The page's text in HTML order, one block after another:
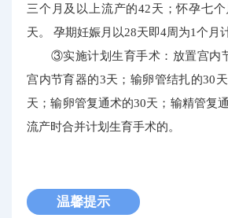
三个月及以上流产的42天；怀孕七个
天。 孕期妊娠月以28天即4周为1个月
③实施计划生育手术：放置宫内
宫内节育器的3天；输卵管结扎的30
天；输卵管复通术的30天；输精管复
流产时合并计划生育手术的。
温馨提示